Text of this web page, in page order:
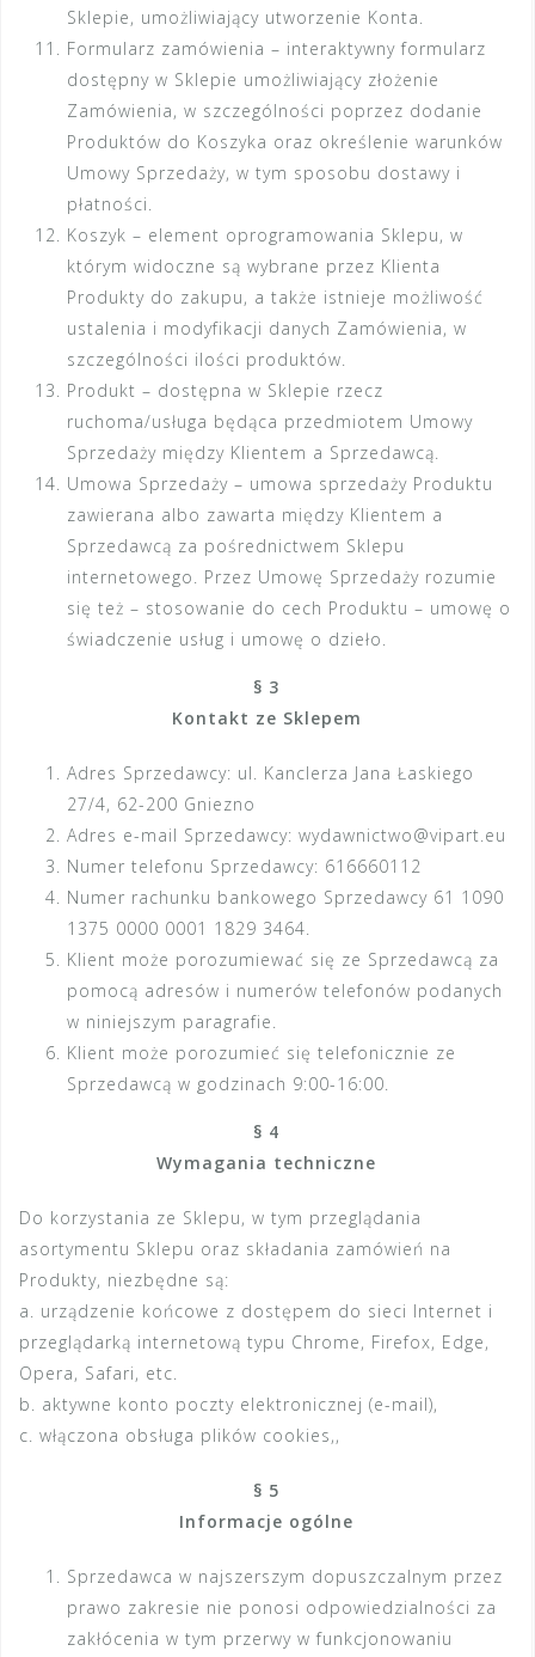
Sklepie, umożliwiający utworzenie Konta.
Formularz zamówienia – interaktywny formularz
dostępny w Sklepie umożliwiający złożenie
Zamówienia, w szczególności poprzez dodanie
Produktów do Koszyka oraz określenie warunków
Umowy Sprzedaży, w tym sposobu dostawy i
płatności.
Koszyk – element oprogramowania Sklepu, w
którym widoczne są wybrane przez Klienta
Produkty do zakupu, a także istnieje możliwość
ustalenia i modyfikacji danych Zamówienia, w
szczególności ilości produktów.
Produkt – dostępna w Sklepie rzecz
ruchoma/usługa będąca przedmiotem Umowy
Sprzedaży między Klientem a Sprzedawcą.
Umowa Sprzedaży – umowa sprzedaży Produktu
zawierana albo zawarta między Klientem a
Sprzedawcą za pośrednictwem Sklepu
internetowego. Przez Umowę Sprzedaży rozumie
się też – stosowanie do cech Produktu – umowę o
świadczenie usług i umowę o dzieło.
§ 3
Kontakt ze Sklepem
Adres Sprzedawcy: ul. Kanclerza Jana Łaskiego
27/4, 62-200 Gniezno
Adres e-mail Sprzedawcy: wydawnictwo@vipart.eu
Numer telefonu Sprzedawcy: 616660112
Numer rachunku bankowego Sprzedawcy 61 1090
1375 0000 0001 1829 3464.
Klient może porozumiewać się ze Sprzedawcą za
pomocą adresów i numerów telefonów podanych
w niniejszym paragrafie.
Klient może porozumieć się telefonicznie ze
Sprzedawcą w godzinach 9:00-16:00.
§ 4
Wymagania techniczne
Do korzystania ze Sklepu, w tym przeglądania
asortymentu Sklepu oraz składania zamówień na
Produkty, niezbędne są:
a. urządzenie końcowe z dostępem do sieci Internet i
przeglądarką internetową typu Chrome, Firefox, Edge,
Opera, Safari, etc.
b. aktywne konto poczty elektronicznej (e-mail),
c. włączona obsługa plików cookies,,
§ 5
Informacje ogólne
Sprzedawca w najszerszym dopuszczalnym przez
prawo zakresie nie ponosi odpowiedzialności za
zakłócenia w tym przerwy w funkcjonowaniu